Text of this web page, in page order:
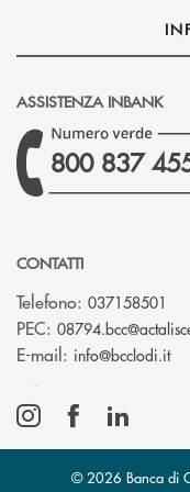
ASSISTENZA INBANK
800 837
CONTATTI
Telefono: 037158501
PEC:
E-mail: info@bcclodi.it
© 2026 Banca di